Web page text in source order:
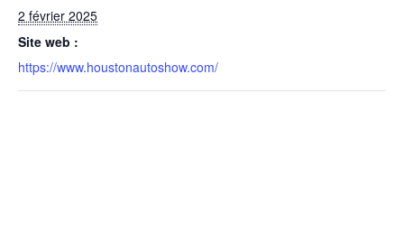
2 février 2025
Site web :
https://www.houstonautoshow.com/